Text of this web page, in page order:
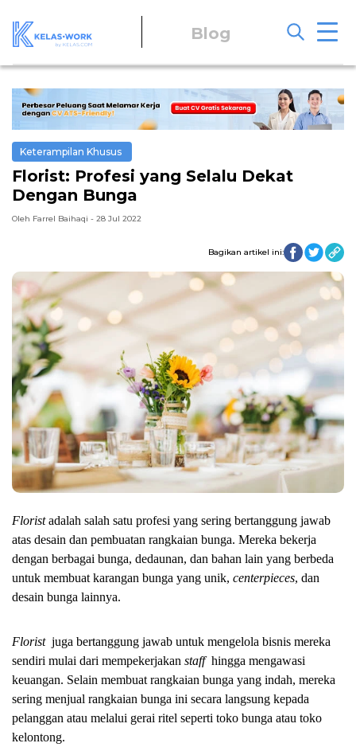
Blog
Keterampilan Khusus
Florist: Profesi yang Selalu Dekat
Dengan Bunga
Oleh Farrel Baihaqi - 28 Jul 2022
Bagikan artikel ini:
Florist adalah salah satu profesi yang sering bertanggung jawab
atas desain dan pembuatan rangkaian bunga. Mereka bekerja
dengan berbagai bunga, dedaunan, dan bahan lain yang berbeda
untuk membuat karangan bunga yang unik, centerpieces, dan
desain bunga lainnya.
Florist juga bertanggung jawab untuk mengelola bisnis mereka
sendiri mulai dari mempekerjakan staff hingga mengawasi
keuangan. Selain membuat rangkaian bunga yang indah, mereka
sering menjual rangkaian bunga ini secara langsung kepada
pelanggan atau melalui gerai ritel seperti toko bunga atau toko
kelontong.